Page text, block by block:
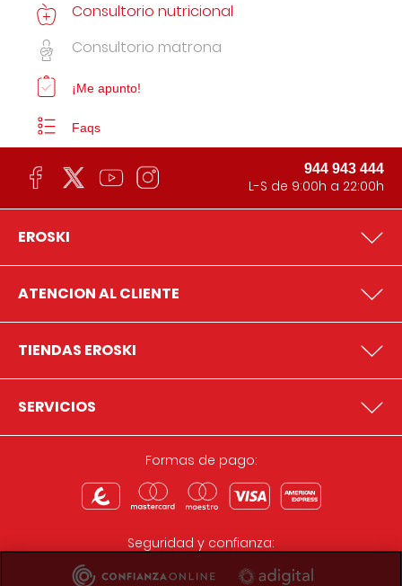
Consultorio nutricional
Consultorio matrona
¡Me apunto!
Faqs
944 943 444
L-S de 9:00h a 22:00h
EROSKI
ATENCION AL CLIENTE
TIENDAS EROSKI
SERVICIOS
Formas de pago:
Seguridad y confianza: